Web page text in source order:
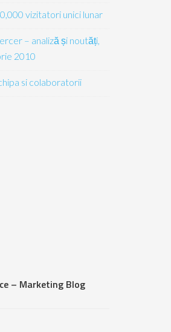
vizitatori unici lunar
– analiză și noutăți,
2010
si colaboratorii
– Marketing Blog